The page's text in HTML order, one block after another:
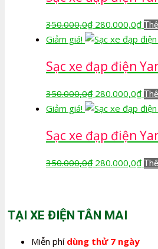
350.000,0₫ Giá
gốc
350.000,0₫.
280.000,0₫Giá
hiện
là:
Giảm giá!
Sạc xe đạp điện
350.000,0₫ Giá
gốc
350.000,0₫.
280.000,0₫Giá
hiện
là:
Giảm giá!
Sạc xe đạp điện
350.000,0₫ Giá
280.000,0₫Giá
TẠI XE ĐIỆN TÂN MAI
Miễn phí dùng thử 7 ngày